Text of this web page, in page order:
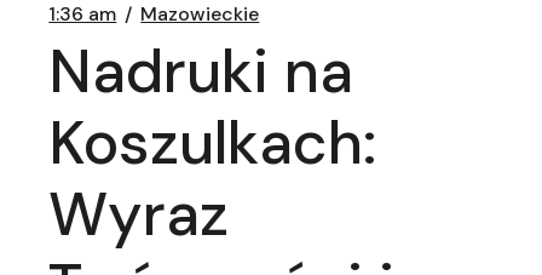
1:36 am Mazowieckie
Nadruki na
Koszulkach:
Wyraz